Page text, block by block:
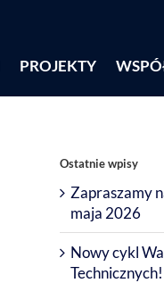
PROJEKTY
Ostatnie wpisy
Zapraszamy
maja 2026
Nowy cykl